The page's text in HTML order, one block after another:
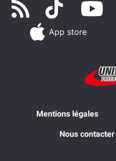
App store
Mentions légales
Nous contacter